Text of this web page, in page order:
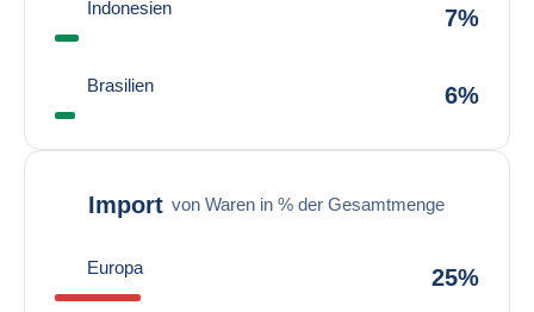
Indonesien 7%
Brasilien 6%
Import von Waren in % der Gesamtmenge
Europa 25%